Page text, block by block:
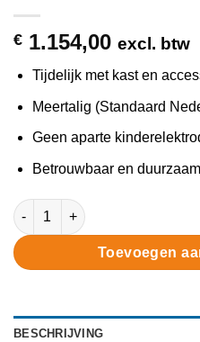
€ 1.154,00 excl. btw
Tijdelijk met kast en
Meertalig (Standaard
Geen aparte
Betrouwbaar en duurzaam
Mindray Beneheart C1A +
Toevoegen
BESCHRIJVING